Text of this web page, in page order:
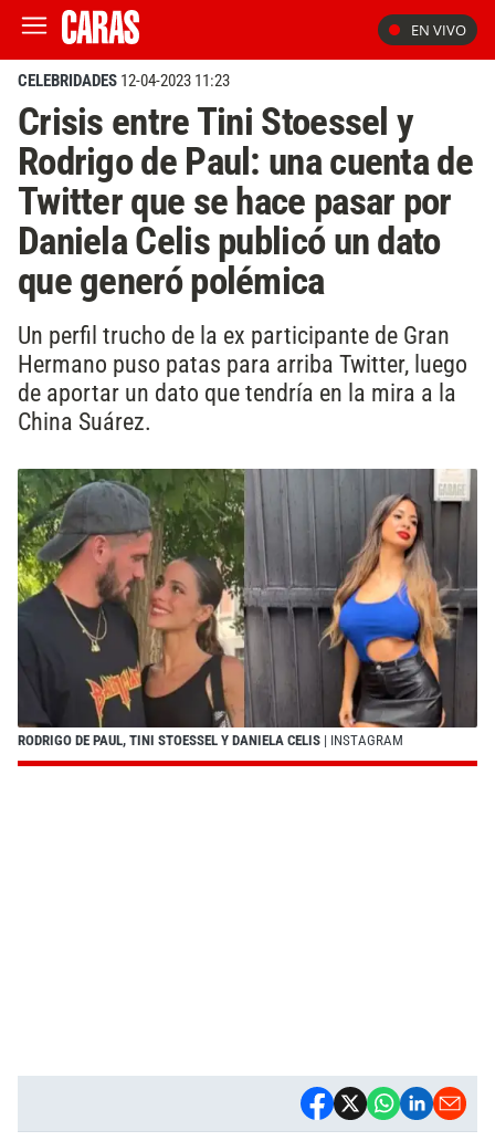
EN VIVO
CELEBRIDADES 12-04-2023 11:23
Crisis entre Tini Stoessel y
Rodrigo de Paul: una cuenta de
Twitter que se hace pasar por
Daniela Celis publicó un dato
que generó polémica
Un perfil trucho de la ex participante de Gran
Hermano puso patas para arriba Twitter, luego
de aportar un dato que tendría en la mira a la
China Suárez.
RODRIGO DE PAUL, TINI STOESSEL Y DANIELA CELIS | INSTAGRAM